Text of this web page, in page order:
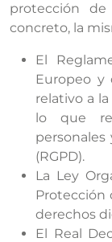
protección
concreto, la
El
Europeo y
relativo a
lo que
personales
(RGPD).
La Ley
Protección
derechos
El Real